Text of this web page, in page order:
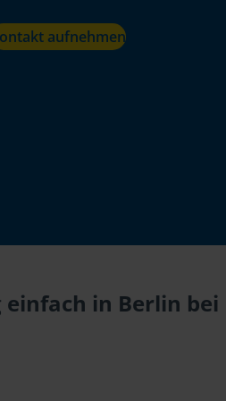
aufnehmen
in Berlin